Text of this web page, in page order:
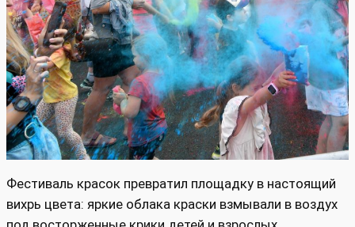
Фестиваль красок превратил площадку в настоящий
вихрь цвета: яркие облака краски взмывали в воздух